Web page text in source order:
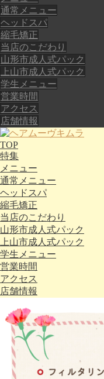
通常メニュー
ヘッドスパ
縮毛矯正
当店のこだわり
山形市成人式パック
上山市成人式パック
学生メニュー
営業時間
アクセス
店舗情報
TOP
特集
メニュー
通常メニュー
ヘッドスパ
縮毛矯正
当店のこだわり
山形市成人式パック
上山市成人式パック
学生メニュー
営業時間
アクセス
店舗情報